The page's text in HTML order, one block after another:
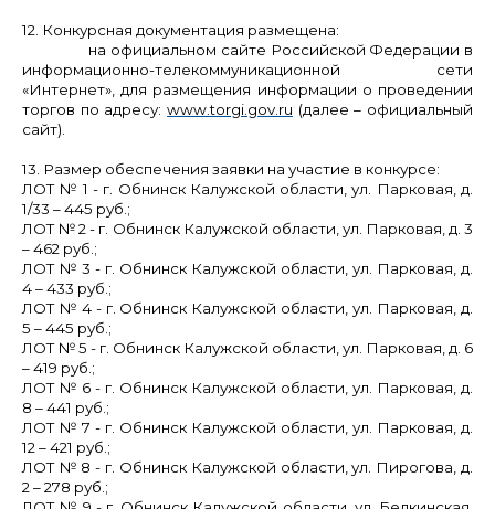
12. Конкурсная документация размещена:
на официальном сайте Российской Федерации в
информационно-телекоммуникационной сети
«Интернет», для размещения информации о проведении
торгов по адресу: www.torgi.gov.ru (далее – официальный
сайт).
13. Размер обеспечения заявки на участие в конкурсе:
ЛОТ № 1- г. Обнинск Калужской области, ул.
Парковая, д.
1/33 – 445 руб.;
ЛОТ № 2- г. Обнинск Калужской области, ул. Парковая, д. 3
– 462 руб.;
ЛОТ № 3 - г. Обнинск Калужской области, ул.
Парковая, д.
4 – 433 руб.;
ЛОТ № 4 - г. Обнинск Калужской области, ул.
Парковая, д.
5 – 445 руб.;
ЛОТ № 5 - г. Обнинск Калужской области, ул. Парковая, д. 6
– 419 руб.;
ЛОТ № 6 - г. Обнинск Калужской области, ул.
Парковая, д.
8 – 441 руб.;
ЛОТ № 7 - г. Обнинск Калужской области, ул.
Парковая, д.
12 – 421 руб.;
ЛОТ № 8- г. Обнинск Калужской области, ул. Пирогова , д.
2 – 278 руб.;